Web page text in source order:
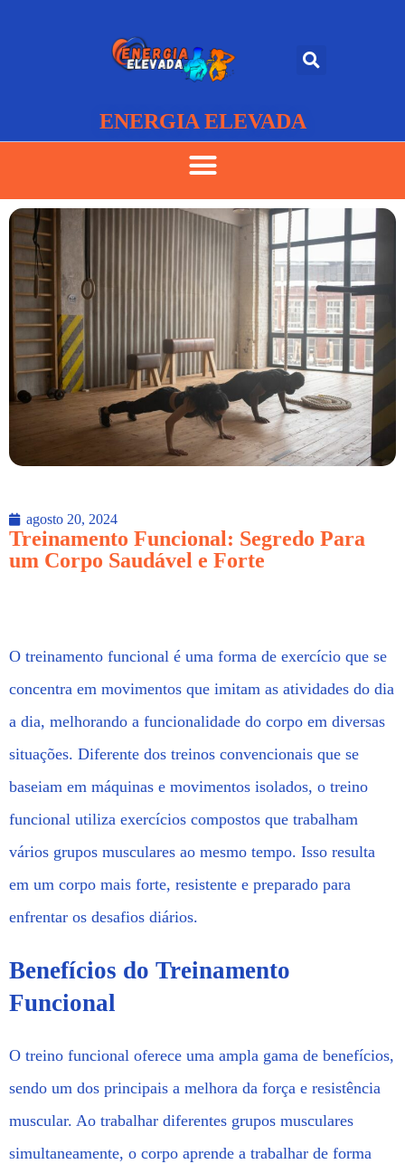
ENERGIA ELEVADA
agosto 20, 2024
Treinamento Funcional: Segredo Para
um Corpo Saudável e Forte
O treinamento funcional é uma forma de exercício que se
concentra em movimentos que imitam as atividades do dia
a dia, melhorando a funcionalidade do corpo em diversas
situações. Diferente dos treinos convencionais que se
baseiam em máquinas e movimentos isolados, o treino
funcional utiliza exercícios compostos que trabalham
vários grupos musculares ao mesmo tempo. Isso resulta
em um corpo mais forte, resistente e preparado para
enfrentar os desafios diários.
Benefícios do Treinamento
Funcional
O treino funcional oferece uma ampla gama de benefícios,
sendo um dos principais a melhora da força e resistência
muscular. Ao trabalhar diferentes grupos musculares
simultaneamente, o corpo aprende a trabalhar de forma